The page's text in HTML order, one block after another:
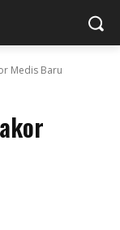
Medis Baru